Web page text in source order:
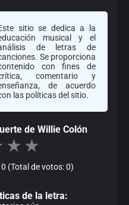
sitio se dedica a la
musical y el
de letras de
Se proporciona
con fines de
comentario y
de acuerdo
las políticas del sitio.
de Willie Colón
★ ★
(Total de votos: 0)
de la letra: